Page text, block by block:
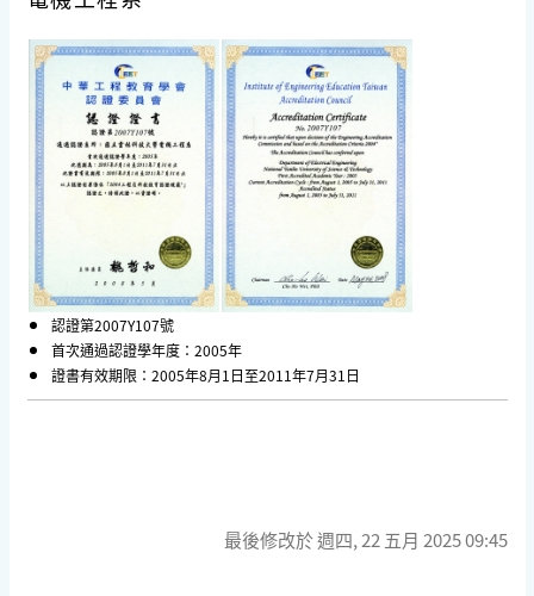
認證第2007Y107號
首次通過認證學年度：2005年
證書有效期限：2005年8月1日至2011年7月31日
最後修改於 週四, 22 五月 2025 09:45